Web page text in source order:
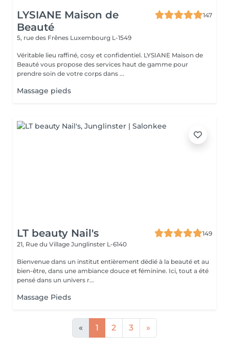
LYSIANE Maison de
Beauté
147
5, rue des Frênes Luxembourg L-1549
Véritable lieu raffiné, cosy et confidentiel. LYSIANE Maison de
Beauté vous propose des services haut de gamme pour
prendre soin de votre corps dans ...
Massage pieds
LT beauty Nail's
149
21, Rue du Village Junglinster L-6140
Bienvenue dans un institut entièrement dédié à la beauté et au
bien-être, dans une ambiance douce et féminine. Ici, tout a été
pensé dans un univers r...
Massage Pieds
« 1 2 3 »